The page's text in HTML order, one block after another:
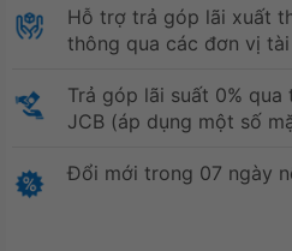
Hỗ trợ trả góp lãi xuất
thông qua các đơn vị tài
Trả góp lãi suất 0% qua
JCB (áp dụng một số
Đổi mới trong 07 ngày